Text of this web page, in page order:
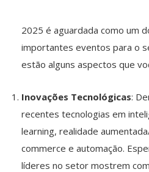
2025 é aguardada como um
importantes eventos para o
estão alguns aspectos que
Inovações Tecnológicas:
recentes tecnologias em
learning, realidade
commerce e automação.
líderes no setor mostrem